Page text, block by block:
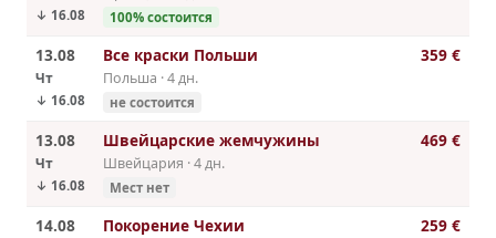
↓ 16.08 100% cостоится
13.08
Чт
↓ 16.08
Все краски Польши
Польша · 4 дн.
не состоится
359 €
13.08
Чт
↓ 16.08
Швейцарские жемчужины
Швейцария · 4 дн.
Мест нет
469 €
14.08 Покорение Чехии 259 €